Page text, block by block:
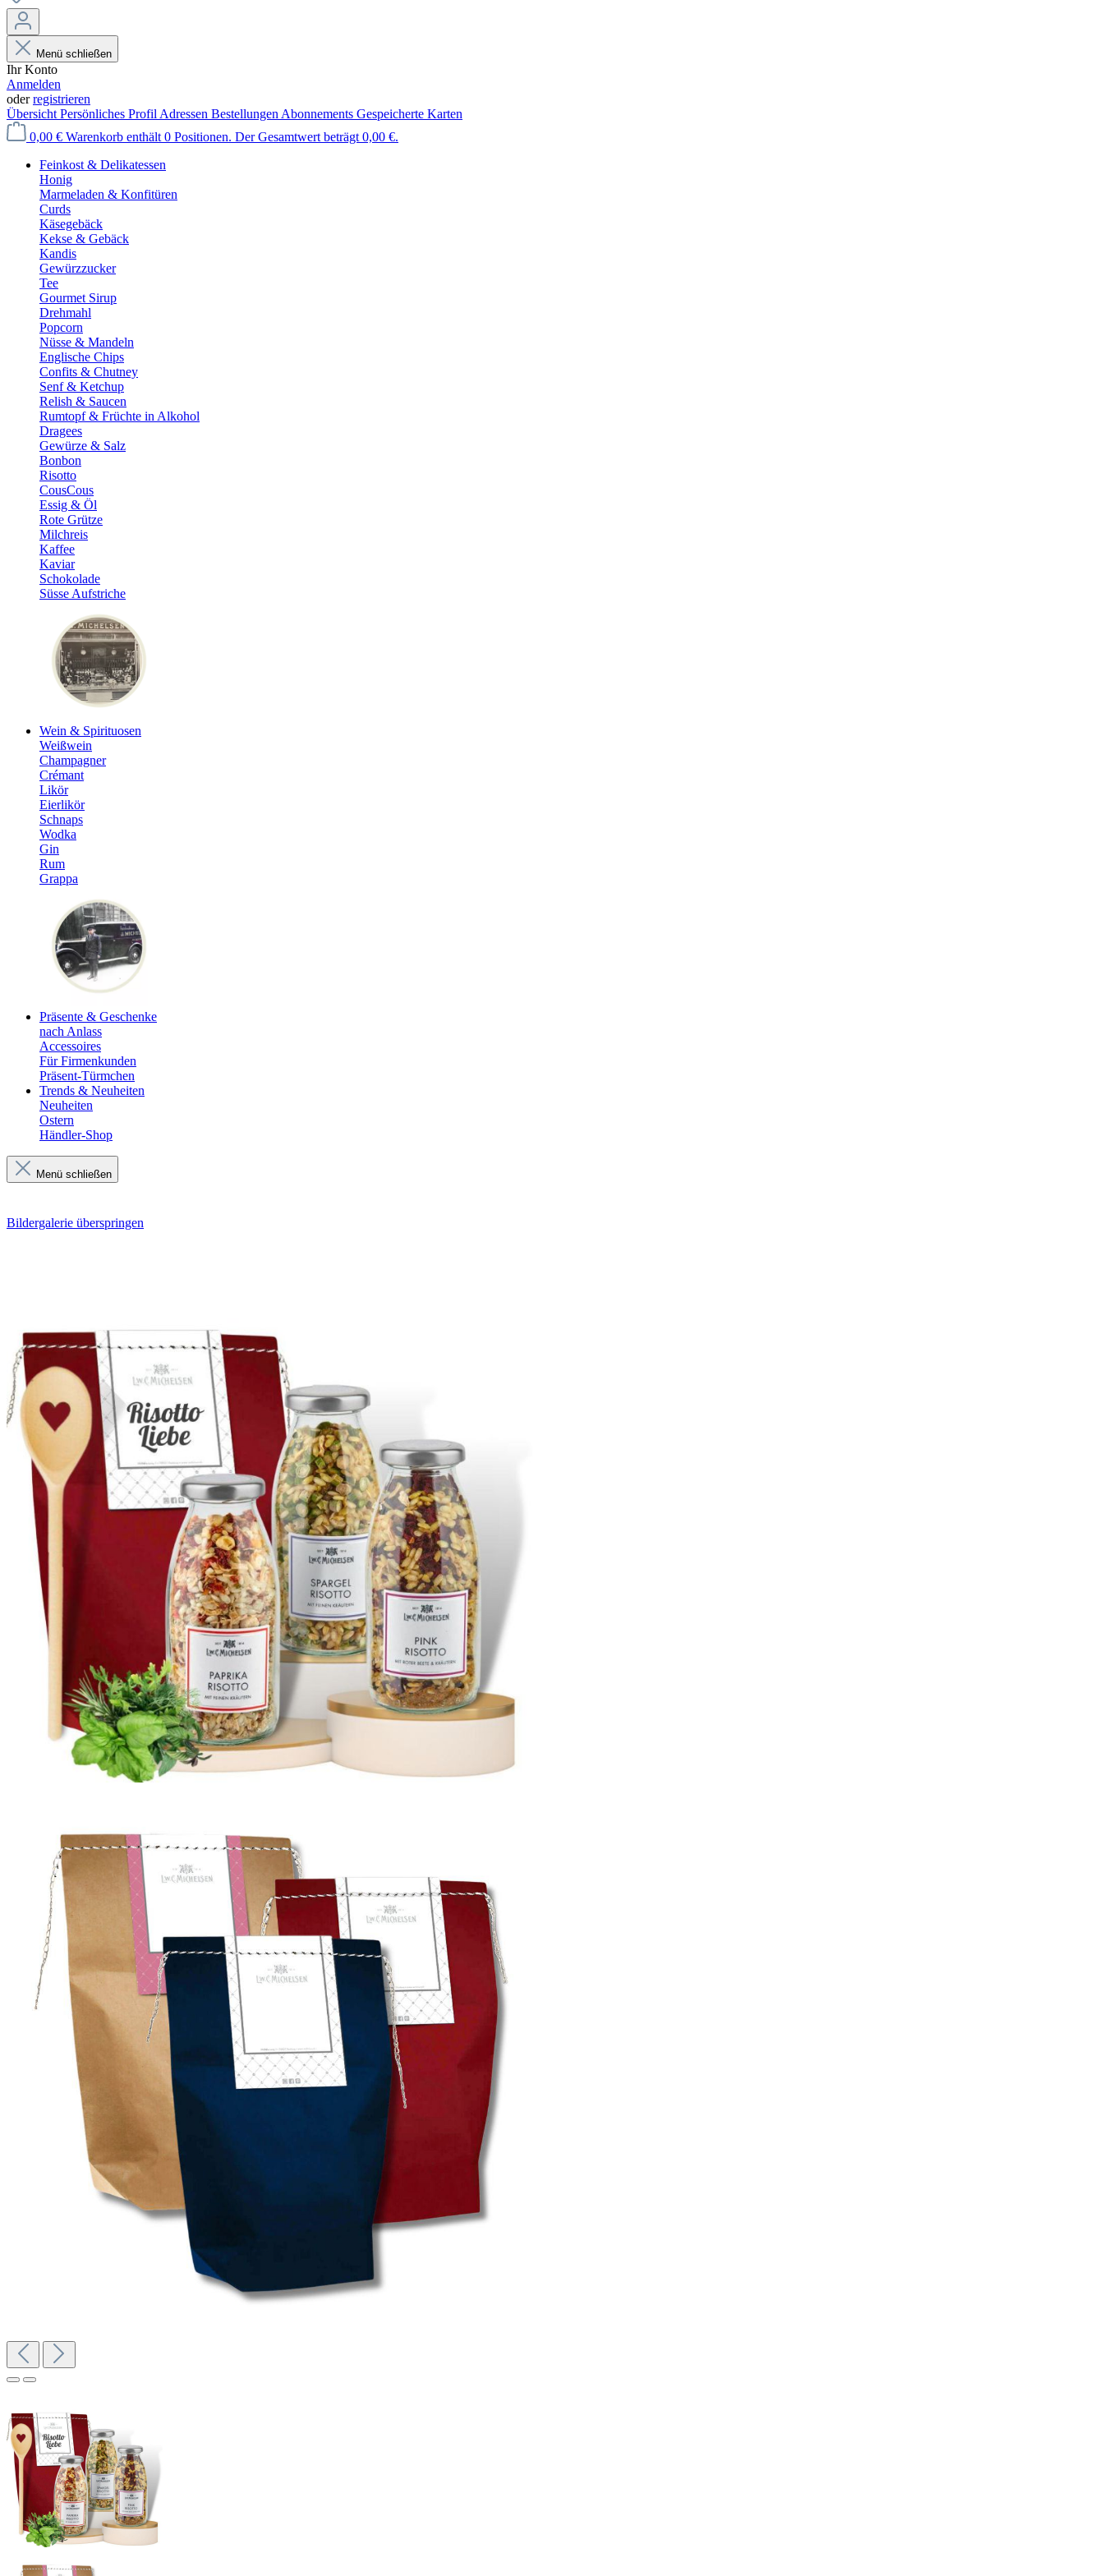
Menü schließen
Ihr Konto
Anmelden
oderregistrieren
Übersicht Persönliches Profil Adressen Bestellungen Abonnements Gespeicherte Karten
0,00 € Warenkorb enthält 0 Positionen. Der Gesamtwert beträgt 0,00 €.
Feinkost & Delikatessen
Honig
Marmeladen & Konfitüren
Curds
Käsegebäck
Kekse & Gebäck
Kandis
Gewürzzucker
Tee
Gourmet Sirup
Drehmahl
Popcorn
Nüsse & Mandeln
Englische Chips
Confits & Chutney
Senf & Ketchup
Relish & Saucen
Rumtopf & Früchte in Alkohol
Dragees
Gewürze & Salz
Bonbon
Risotto
CousCous
Essig & Öl
Rote Grütze
Milchreis
Kaffee
Kaviar
Schokolade
Süsse Aufstriche
Wein & Spirituosen
Weißwein
Champagner
Crémant
Likör
Eierlikör
Schnaps
Wodka
Gin
Rum
Grappa
Präsente & Geschenke
nach Anlass
Accessoires
Für Firmenkunden
Präsent-Türmchen
Trends & Neuheiten
Neuheiten
Ostern
Händler-Shop
Menü schließen
Bildergalerie überspringen